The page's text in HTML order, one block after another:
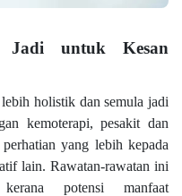
Jadi untuk Kesan
holistik dan semula jadi
kemoterapi, pesakit dan
yang lebih kepada
lain. Rawatan-rawatan ini
potensi manfaat